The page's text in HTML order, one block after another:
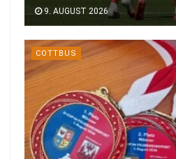
9. AUGUST 2026
COTTBUS